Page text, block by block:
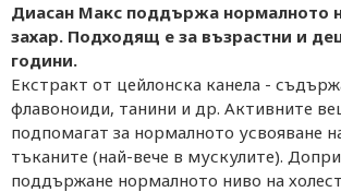
Диасан Макс поддържа нормалното
захар. Подходящ е за възрастни и
години.
Екстракт от цейлонска канела -
флавоноиди, танини и др. Активните
подпомагат за нормалното усвояване
тъканите (най-вече в мускулите).
поддържане нормалното ниво на